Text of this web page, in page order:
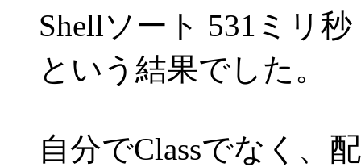
Shellソート 531ミリ秒
という結果でした。
自分でClassでなく、